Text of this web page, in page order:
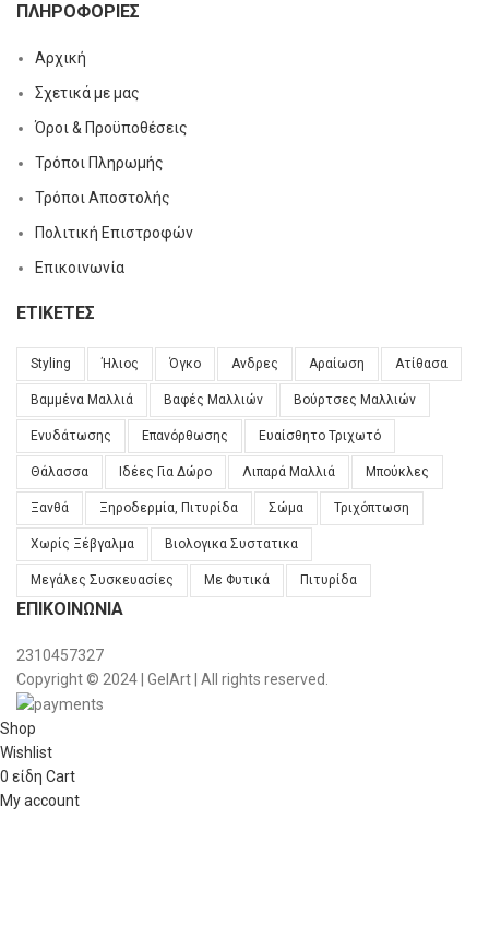
ΠΛΗΡΟΦΟΡΊΕΣ
Αρχική
Σχετικά με μας
Όροι & Προϋποθέσεις
Τρόποι Πληρωμής
Τρόποι Αποστολής
Πολιτική Επιστροφών
Επικοινωνία
ΕΤΙΚΈΤΕΣ
Styling Ήλιος Όγκο Ανδρες Αραίωση Ατίθασα
Βαμμένα Μαλλιά Βαφές Μαλλιών Βούρτσες Μαλλιών
Ενυδάτωσης Επανόρθωσης Ευαίσθητο Τριχωτό
Θάλασσα Ιδέες Για Δώρο Λιπαρά Μαλλιά Μπούκλες
Ξανθά Ξηροδερμία, Πιτυρίδα Σώμα Τριχόπτωση
Χωρίς Ξέβγαλμα Βιολογικα Συστατικα
Μεγάλες Συσκευασίες Με Φυτικά Πιτυρίδα
ΕΠΙΚΟΙΝΩΝΊΑ
2310457327
Copyright © 2024 | GelArt | All rights reserved.
Shop
Wishlist
0 είδη Cart
My account